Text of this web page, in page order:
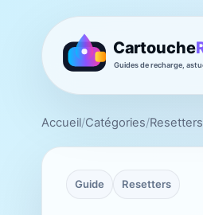
Accueil/Catégories/Resetters
Guide Resetters